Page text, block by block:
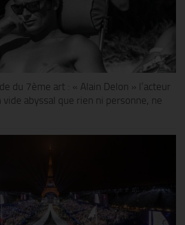
du 7ème art : « Alain Delon » l’acteur
vide abyssal que rien ni personne, ne